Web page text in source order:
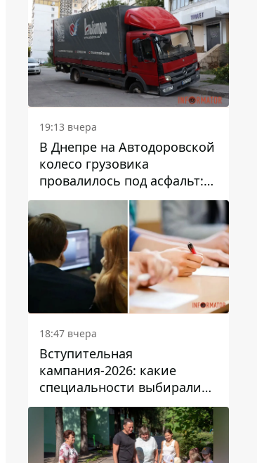
19:13 вчера
В Днепре на Автодоровской
колесо грузовика
провалилось под асфальт:
движение заблокировано
18:47 вчера
Вступительная
кампания-2026: какие
специальности выбирали
абитуриенты в Украине